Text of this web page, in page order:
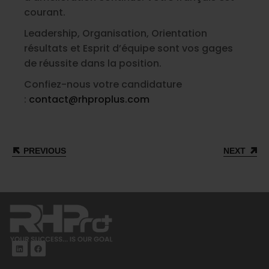
courant.
Leadership, Organisation, Orientation
résultats et Esprit d’équipe sont vos gages
de réussite dans la position.
Confiez-nous votre candidature
: contact@rhproplus.com
PREVIOUS NEXT